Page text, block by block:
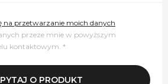
na przetwarzanie moich danych
przeze mnie w powyższym
kontaktowym. *